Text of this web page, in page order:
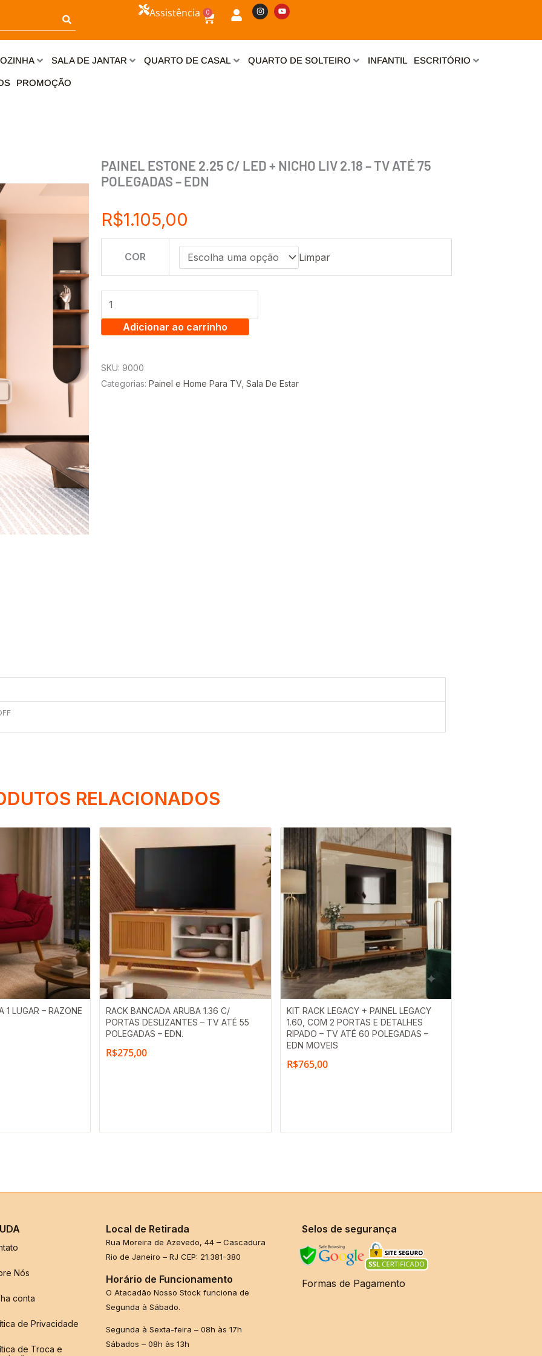
Assistência 0
Carrinho
I
n
s
a
Y
o
u
SALA DE JANTAR QUARTO DE CASAL QUARTO DE SOLTEIRO INFANTIL ESCRITÓRIO
PROMOÇÃO
PAINEL ESTONE 2.25 C/ LED + NICHO LIV 2.18 – TV ATÉ 75
POLEGADAS – EDN
R$1.105,00
COR Limpar
PAINEL
ESTONE
2.25
LIV
Adicionar ao carrinho
SKU: 9000
Categorias: Painel e Home Para TV Sala De Estar
RELACIONADOS
1 LUGAR – RAZONE
RACK BANCADA ARUBA 1.36 C/
PORTAS DESLIZANTES – TV ATÉ 55
POLEGADAS – EDN.
R$275,00
KIT RACK LEGACY + PAINEL LEGACY
1.60, COM 2 PORTAS E DETALHES
RIPADO – TV ATÉ 60 POLEGADAS –
EDN MOVEIS
R$765,00
Nós
conta
de Privacidade
de Troca e
Local de Retirada
Rua Moreira de Azevedo, 44 – Cascadura
Rio de Janeiro – RJ CEP: 21.381-380
Horário de Funcionamento
O Atacadão Nosso Stock funciona de
Segunda à Sábado.
Segunda à Sexta-feira – 08h às 17h
Sábados – 08h às 13h
Selos de segurança
Formas de Pagamento